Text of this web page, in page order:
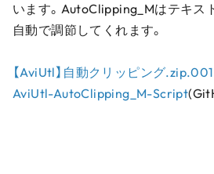
います。AutoClipping_Mはテキス
自動で調節してくれます。
【AviUtl】自動クリッピング.zip.001
AviUtl-AutoClipping_M-Script